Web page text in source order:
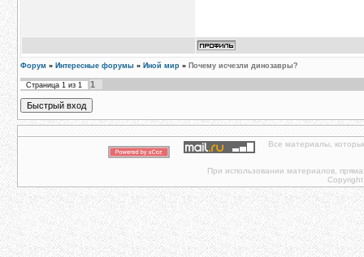
Форум » Интересные форумы » Иной мир » Почему исчезли динозавры?
Страница 1 из 1 1
Все материалы,
При использовании материалов,